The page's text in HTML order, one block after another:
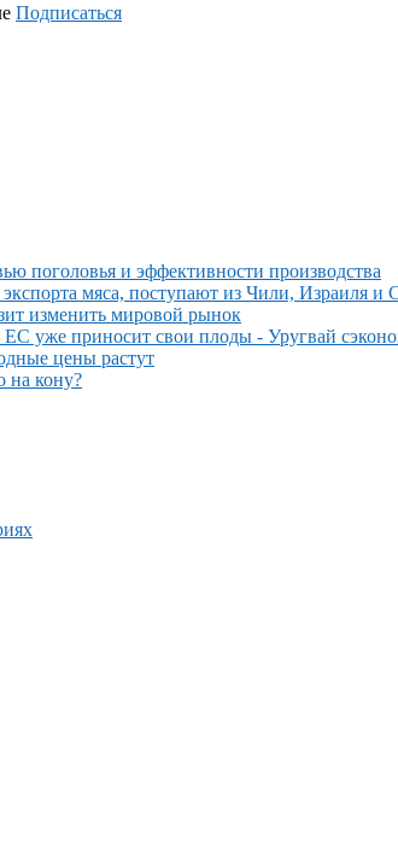
Подписаться
поголовья и эффективности производства
мяса, поступают из Чили, Израиля
изменить мировой рынок
ЕС уже приносит свои плоды - Уругвай
цены растут
на кону?